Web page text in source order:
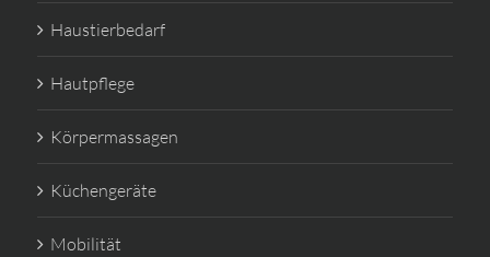
Haustierbedarf
Hautpflege
Körpermassagen
Küchengeräte
Mobilität